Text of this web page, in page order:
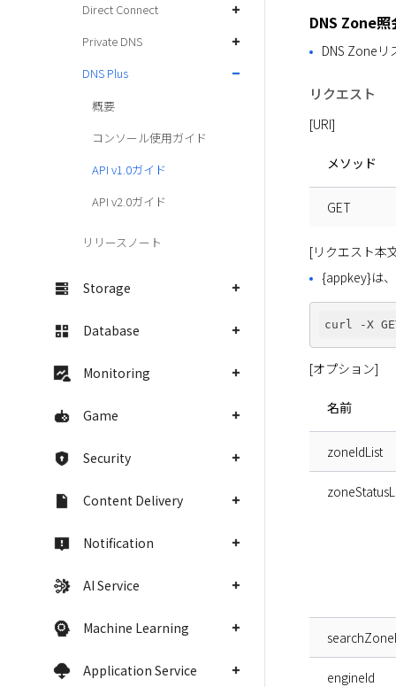
Direct Connect
Private DNS
DNS Plus
概要
コンソール使用ガイド
API v1.0ガイド
API v2.0ガイド
リリースノート
Storage
Database
Monitoring
Game
Security
Content Delivery
Notification
AI Service
Machine Learning
Application Service
DNS Zone照
DNS Zoneリ
リクエスト
[URI]
メソッド
GET
[リクエスト本
{appkey}は
curl -X
[オプション]
名前
zoneIdList
engineId